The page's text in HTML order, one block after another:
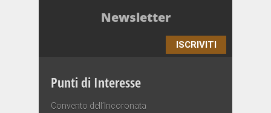
Newsletter
ISCRIVITI
Punti di Interesse
Convento dell’Incoronata